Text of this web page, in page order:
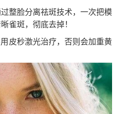
整脸分离祛斑技术，一次把模
雀斑，彻底去掉！
皮秒激光治疗，否则会加重黄